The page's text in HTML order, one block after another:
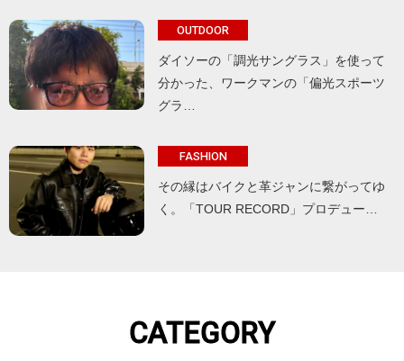
OUTDOOR
ダイソーの「調光サングラス」を使って
分かった、ワークマンの「偏光スポーツ
グラ…
FASHION
その縁はバイクと革ジャンに繋がってゆ
く。「TOUR RECORD」プロデュー…
CATEGORY